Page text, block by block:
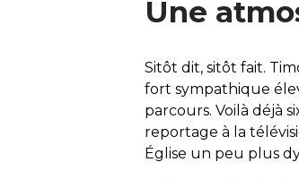
Une
Sitôt dit, sitôt fait.
fort sympathique
parcours. Voilà déjà
reportage à la
Église un peu plus